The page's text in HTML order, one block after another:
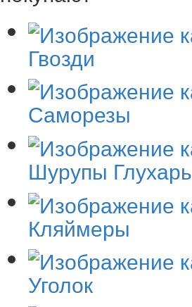
Гвозди
Саморезы
Шурупы Глухарь
Кляймеры
Уголок